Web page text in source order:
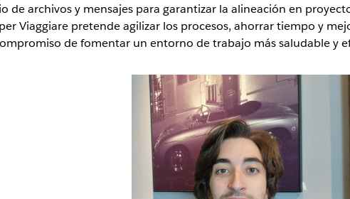
de archivos y mensajes para garantizar la alineación en
Viaggiare pretende agilizar los procesos, ahorrar tiempo y
de fomentar un entorno de trabajo más saludable y